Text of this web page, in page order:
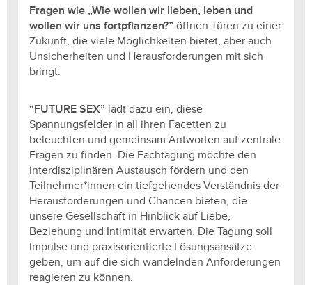
Fragen wie „Wie wollen wir lieben, leben und
wollen wir uns fortpflanzen?” öffnen Türen zu einer
Zukunft, die viele Möglichkeiten bietet, aber auch
Unsicherheiten und Herausforderungen mit sich
bringt.
“FUTURE SEX” lädt dazu ein, diese
Spannungsfelder in all ihren Facetten zu
beleuchten und gemeinsam Antworten auf zentrale
Fragen zu finden. Die Fachtagung möchte den
interdisziplinären Austausch fördern und den
Teilnehmer*innen ein tiefgehendes Verständnis der
Herausforderungen und Chancen bieten, die
unsere Gesellschaft in Hinblick auf Liebe,
Beziehung und Intimität erwarten. Die Tagung soll
Impulse und praxisorientierte Lösungsansätze
geben, um auf die sich wandelnden Anforderungen
reagieren zu können.